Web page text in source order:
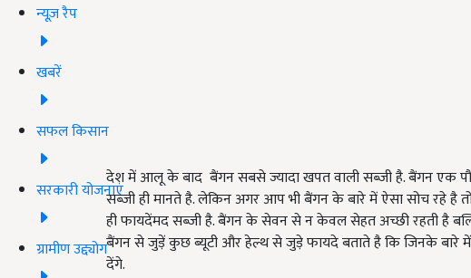
न्यूज़ रैप
खबरें
सफल किसान
सरकारी योजनाएं
ग्रामीण उद्द्योग
देश में आलू के बाद बैंगन सबसे ज्यादा खपत वाली सब्जी है. बैंगन एक
सब्जी ही मानते है. लेकिन अगर आप भी बैंगन के बारे में ऐसा सोच रहे
ही फायदेंमद सब्जी है. बैंगन के सेवन से न केवल सेहत अच्छी रहती है
बैंगन से जुड़ें कुछ ब्यूटी और हेल्थ से जुड़े फायदे बताते है कि जिनके बारे
देंगे.